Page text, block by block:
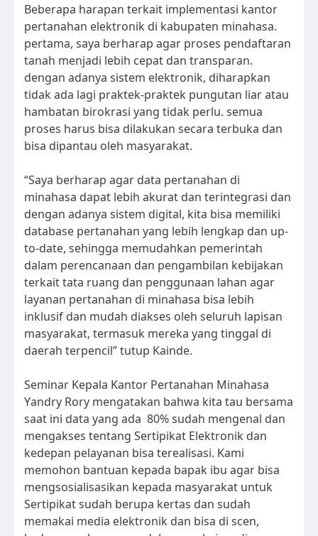
Beberapa harapan terkait implementasi kantor
pertanahan elektronik di kabupaten minahasa.
pertama, saya berharap agar proses pendaftaran
tanah menjadi lebih cepat dan transparan.
dengan adanya sistem elektronik, diharapkan
tidak ada lagi praktek-praktek pungutan liar atau
hambatan birokrasi yang tidak perlu. semua
proses harus bisa dilakukan secara terbuka dan
bisa dipantau oleh masyarakat.
“Saya berharap agar data pertanahan di
minahasa dapat lebih akurat dan terintegrasi dan
dengan adanya sistem digital, kita bisa memiliki
database pertanahan yang lebih lengkap dan up-
to-date, sehingga memudahkan pemerintah
dalam perencanaan dan pengambilan kebijakan
terkait tata ruang dan penggunaan lahan agar
layanan pertanahan di minahasa bisa lebih
inklusif dan mudah diakses oleh seluruh lapisan
masyarakat, termasuk mereka yang tinggal di
daerah terpencil” tutup Kainde.
Seminar Kepala Kantor Pertanahan Minahasa
Yandry Rory mengatakan bahwa kita tau bersama
saat ini data yang ada 80% sudah mengenal dan
mengakses tentang Sertipikat Elektronik dan
kedepan pelayanan bisa terealisasi. Kami
memohon bantuan kepada bapak ibu agar bisa
mengsosialisasikan kepada masyarakat untuk
Sertipikat sudah berupa kertas dan sudah
memakai media elektronik dan bisa di scen,